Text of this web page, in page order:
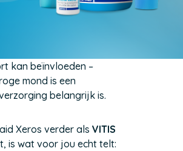
kan beïnvloeden –
mond is een
belangrijk is.
Xeros verder als VITIS
is wat voor jou echt telt: